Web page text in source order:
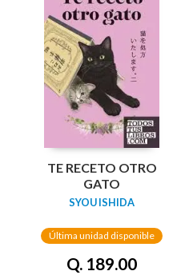
TE RECETO OTRO
GATO
SYOU ISHIDA
Última unidad disponible
Q. 189.00